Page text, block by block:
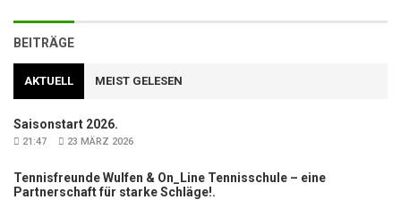
BEITRÄGE
AKTUELL MEIST GELESEN
Saisonstart 2026.
21:47 23 MÄRZ 2026
Tennisfreunde Wulfen & On_Line Tennisschule – eine
Partnerschaft für starke Schläge!.